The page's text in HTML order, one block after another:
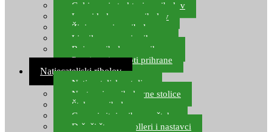
Gel i sprej atraktori za ribolov
Lovni kukuruz za ribolov
Živi mamci za ribolov
Ljepilo za crve i prihranu
Boje za ribolovnu prihranu
Provjereni recepti prihrane
Natjecateljski ribolov
Natjecateljske stolice
Nastavci za ribolovne stolice
Šteke za ribolov
Gume i sitni pribor za šteku
Držači štapova rolleri i nastavci